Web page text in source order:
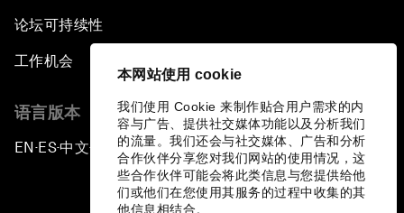
本网站使用 cookie
我们使用 Cookie 来制作贴合用户需求的内
容与广告、提供社交媒体功能以及分析我们
的流量。我们还会与社交媒体、广告和分析
合作伙伴分享您对我们网站的使用情况，这
些合作伙伴可能会将此类信息与您提供给他
们或他们在您使用其服务的过程中收集的其
他信息相结合。
论坛可持续性
工作机会
语言版本
EN ▪ES▪中文▪ 日本語